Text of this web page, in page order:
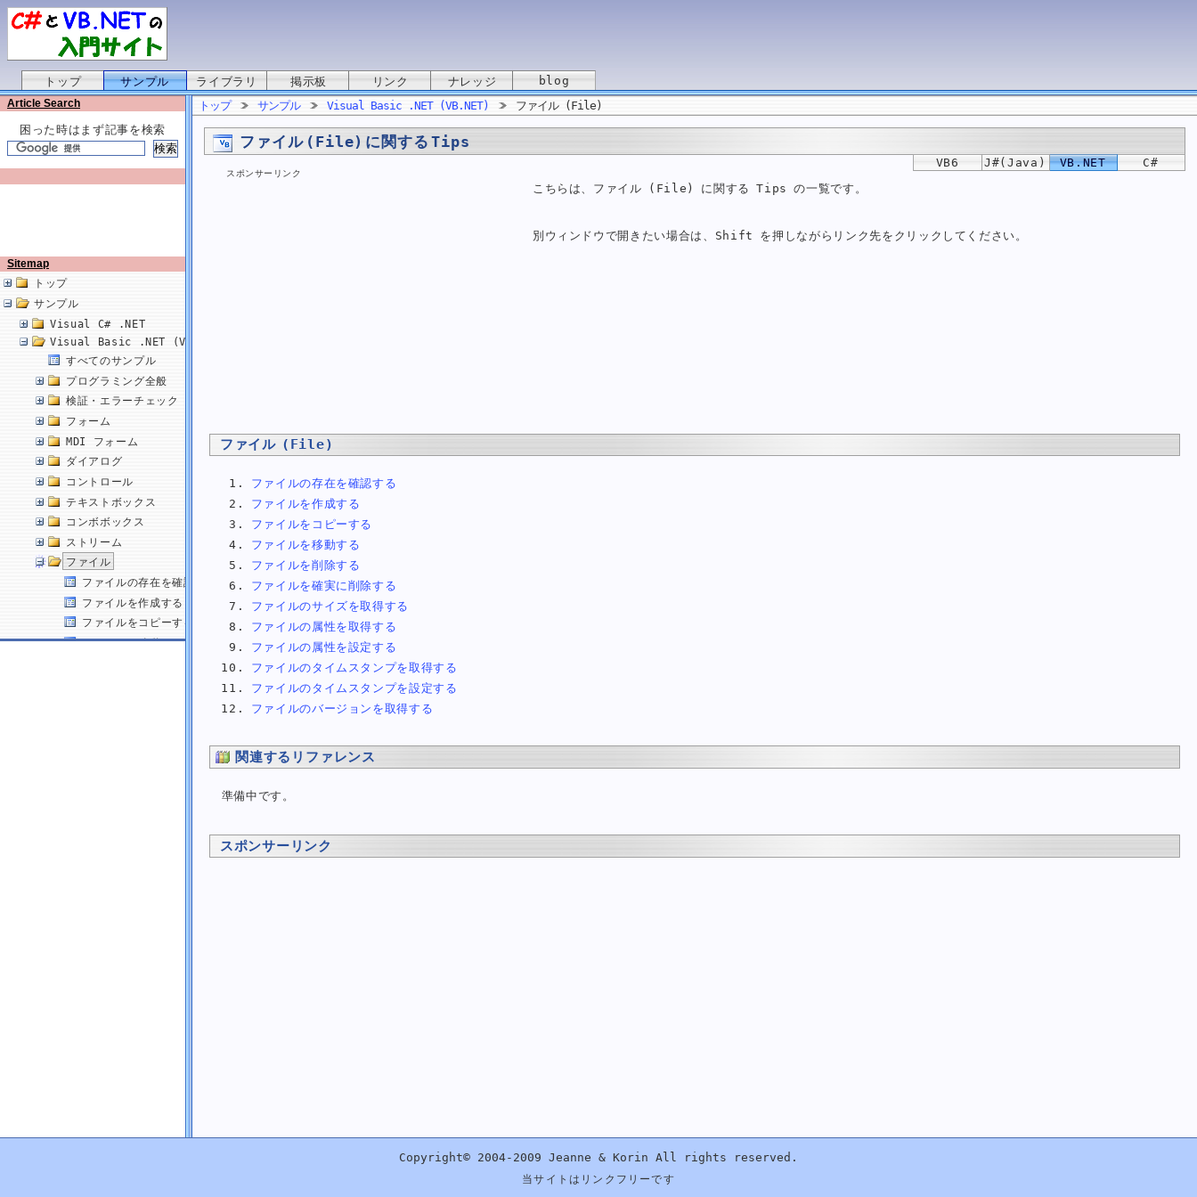
トップ サンプル ライブラリ 掲示板 リンク ナレッジ blog
Article Search
困った時はまず記事を検索
Sitemap
トップ
サンプル
Visual C# .NET
Visual Basic .NET (VB.NET)
すべてのサンプル
プログラミング全般
検証・エラーチェック
フォーム
MDI フォーム
ダイアログ
コントロール
テキストボックス
コンボボックス
ストリーム
ファイル
ファイルの存在を確認する
ファイルを作成する
ファイルをコピーする
ファイルを移動する
ファイルのサイズを取得する
ファイルの属性を設定する
ファイルのタイムスタンプを取得する
ファイルのバージョン情報を取得する
Visual Basic 6.0 (VB6.0)
トップ サンプル Visual Basic .NET (VB.NET) ファイル (File)
ファイル (File) に関する Tips
C#
VB.NET
J#(Java)
VB6
スポンサーリンク
こちらは、ファイル (File) に関する Tips の一覧です。
別ウィンドウで開きたい場合は、Shift を押しながらリンク先をクリックしてください。
ファイル (File)
ファイルの存在を確認する
ファイルを作成する
ファイルをコピーする
ファイルを移動する
ファイルを削除する
ファイルを確実に削除する
ファイルのサイズを取得する
ファイルの属性を取得する
ファイルの属性を設定する
ファイルのタイムスタンプを取得する
ファイルのタイムスタンプを設定する
ファイルのバージョンを取得する
関連するリファレンス
準備中です。
スポンサーリンク
Copyright© 2004-2009 Jeanne & Korin All rights reserved.
当サイトはリンクフリーです